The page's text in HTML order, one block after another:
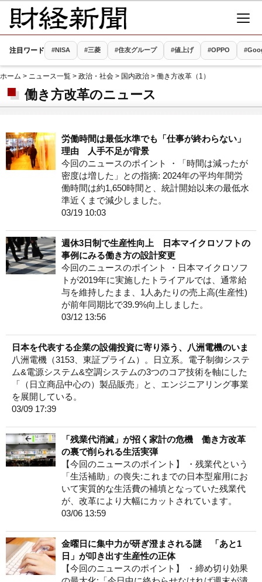
注目ワード #NISA #三菱 #住友グループ #値上げ #OPPO
ホーム > ニュース一覧 > 政治・社会 > 国内政治 > 働き方改革（1）
働き方改革のニュース
労働時間は最低水準でも「仕事が終わらない」
理由 人手不足が背景
今回のニュースのポイント ・「時間は減ったが
密度は増した」との指摘: 2024年の平均年間労
働時間は約1,650時間と、統計開始以来の最低水
準近くまで減少しました。
03/19 10:03
週休3日制で生産性向上 日本マイクロソフトの
事例にみる働き方の設計変更
今回のニュースのポイント ・日本マイクロソフ
トが2019年に実施したトライアルでは、通常給
与を維持したまま、1人あたりの売上高(生産性)
が前年同期比で39.9%向上しました。
03/12 13:56
日本を代表する企業の設備投資に寄り添う、八洲電機のいま
八洲電機（3153、東証プライム）。日立系。電子制御システ
ム&電源システム&空調システムの3つのコア技術を軸にした
「（日立商品中心の）製品販売」と、エンジニアリング事業
を展開している。
03/09 17:39
「残業代消滅」が招く家計の危機 働き方改革
の裏で削られる生活実弾
【今回のニュースのポイント】 ・残業代という
「生活補助」の喪失:これまでの日本型雇用にお
いて実質的な生活費の補填となっていた残業代
が、改革により大幅にカットされています。
03/06 13:59
金曜日に集中力が研ぎ澄まされる謎 「あと1
日」が叩き出す生産性の正体
【今回のニュースのポイント】 ・締め切り効果